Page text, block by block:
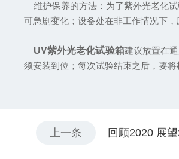
维护保养的方法：为了紫外光老化
可急剧变化；设备处在非工作情况下
UV紫外光老化试验箱建议放置在
须安装到位；每次试验结束之后，要
上一条 回顾2020 展